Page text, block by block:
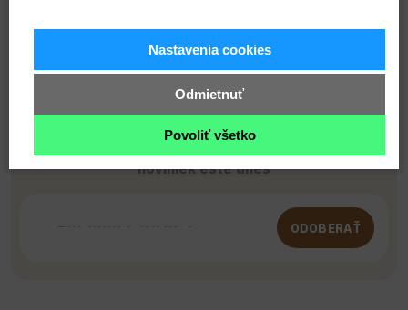
Prihláste sa na odber noviniek
noviniek ešte dnes
ODOBERAŤ
Nastavenia cookies
Odmietnuť
Povoliť všetko